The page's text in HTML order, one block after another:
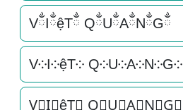
VྂIྂệTྂ QྂUྂAྂNྂGྂ
V༶I༶ệT༶ Q༶U༶A༶N༶G༶
V⃕I⃕ệT⃕ Q⃕U⃕A⃕N⃕G⃕